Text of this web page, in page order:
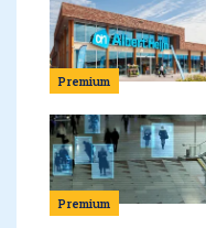
Premium
Premium